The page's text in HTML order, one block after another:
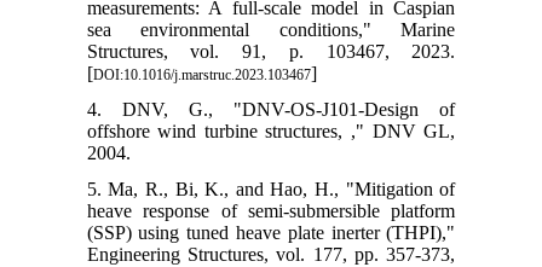
sea
4. DNV,
offshore
5. Ma, R.,
heave
(SSP)